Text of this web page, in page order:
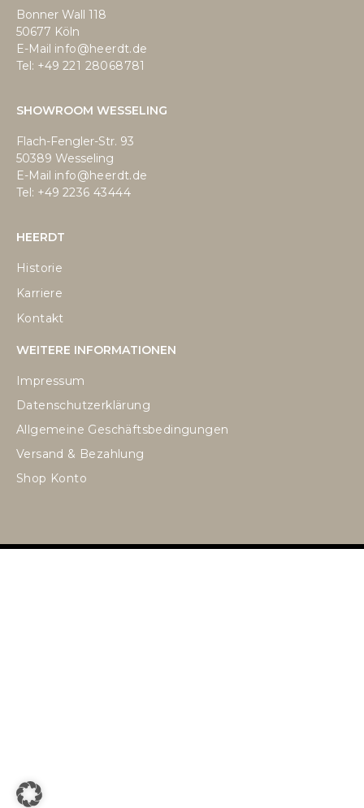
Bonner Wall 118
50677 Köln
E-Mail info@heerdt.de
Tel: +49 221 28068781
SHOWROOM WESSELING
Flach-Fengler-Str. 93
50389 Wesseling
E-Mail info@heerdt.de
Tel: +49 2236 43444
HEERDT
Historie
Karriere
Kontakt
WEITERE INFORMATIONEN
Impressum
Datenschutzerklärung
Allgemeine Geschäftsbedingungen
Versand & Bezahlung
Shop Konto